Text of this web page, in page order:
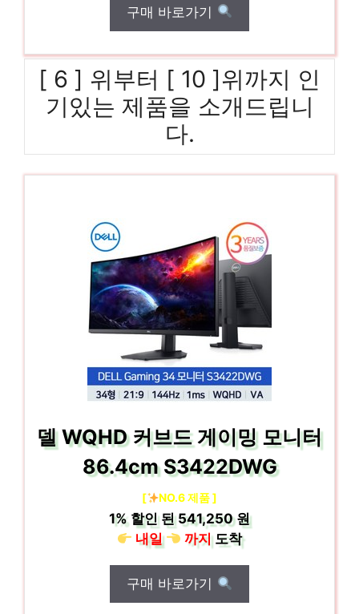
구매 바로가기
[ 6 ] 위부터 [ 10 ]위까지 인
기있는 제품을 소개드립니
다.
델 WQHD 커브드 게이밍 모니터
86.4cm S3422DWG
[ NO.6 제품 ]
1%할인 된541,250 원
내일
까지도착
구매 바로가기